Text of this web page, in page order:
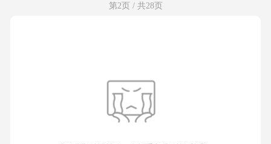
第2页 / 共28页